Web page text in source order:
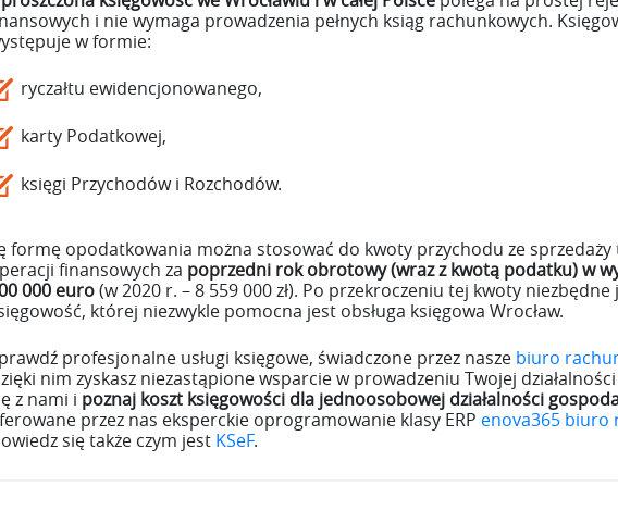
i nie wymaga prowadzenia pełnych ksiąg rachunkowych.
w formie:
ryczałtu ewidencjonowanego,
karty Podatkowej,
księgi Przychodów i Rozchodów.
formę opodatkowania można stosować do kwoty przychodu ze
finansowych za poprzedni rok obrotowy (wraz z kwotą podatku) w
000 euro(w 2020 r. – 8 559 000 zł). Po przekroczeniu tej kwoty niezbędne
której niezwykle pomocna jest obsługa księgowa Wrocław.
profesjonalne usługi księgowe, świadczone przez nasze biuro
nim zyskasz niezastąpione wsparcie w prowadzeniu Twojej
z nami i poznaj koszt księgowości dla jednoosobowej działalności
przez nas eksperckie oprogramowanie klasy ERP enova365 biuro
się także czym jest KSeF.